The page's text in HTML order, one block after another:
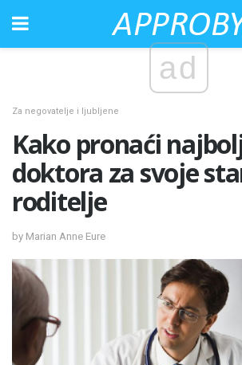
ad
Za negovatelje i ljubljene
Kako pronaći
doktora za svoje
roditelje
by Marian Anne Eure